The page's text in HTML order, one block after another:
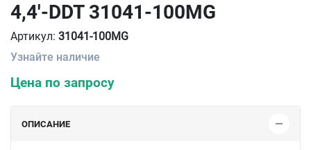
4,4′-DDT 31041-100MG
Артикул: 31041-100MG
Узнайте наличие
Цена по запросу
ОПИСАНИЕ